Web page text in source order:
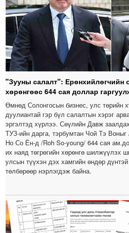
"Зууны салалт": Ерөнхийлөгчийн
хөрөнгөөс 644 сая доллар
Өмнөд Солонгосын бизнес, улс төрийн
дуулиантай гэр бүл салалтын хэрэг
эргэлтэд хүрлээ. Сөүлийн Давж
ТУЗ-ийн дарга, тэрбумтан Чой Тэ Воныг
Но Со Ён-д /Roh So-young/ 644 сая
их наяд төгрөгийн хөрөнгө шилжүүлэх
улсын түүхэн дэх хамгийн өндөр
төлбөрөөр нэрлэгдэж байна.